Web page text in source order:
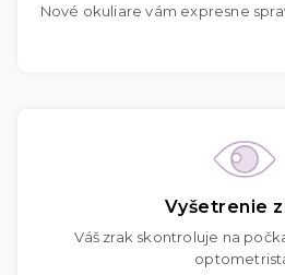
Nové okuliare vám expresne
Vyšetrenie
Váš zrak skontroluje na